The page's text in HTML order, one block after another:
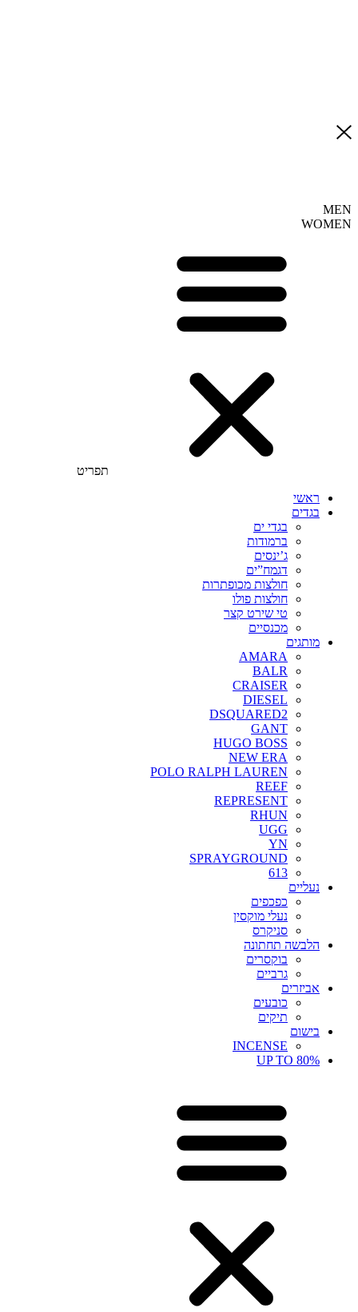
MEN
WOMEN
תפריט
ראשי
בגדים
בגדי ים
ברמודות
ג’ינסים
דגמח”ים
חולצות מכופתרות
חולצות פולו
טי שירט קצר
מכנסיים
מותגים
AMARA
BALR
CRAISER
DIESEL
DSQUARED2
GANT
HUGO BOSS
NEW ERA
POLO RALPH LAUREN
REEF
REPRESENT
RHUN
UGG
YN
SPRAYGROUND
613
נעליים
כפכפים
נעלי מוקסין
סניקרס
הלבשה תחתונה
בוקסרים
גרביים
אביזרים
כובעים
תיקים
בישום
INCENSE
UP TO 80%